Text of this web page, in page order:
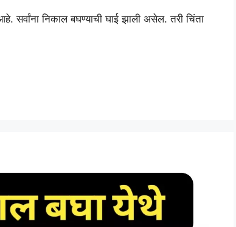
सर्वांना निकाल बघण्याची घाई झाली असेल. तरी चिंता